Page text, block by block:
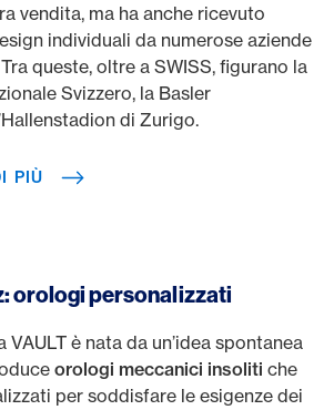
vendita, ma ha anche ricevuto
individuali da numerose aziende
queste, oltre a SWISS, figurano la
Svizzero, la Basler
di Zurigo.
PIÙ
orologi personalizzati
VAULT è nata da un’idea spontanea
orologi meccanici insoliti che
per soddisfare le esigenze dei